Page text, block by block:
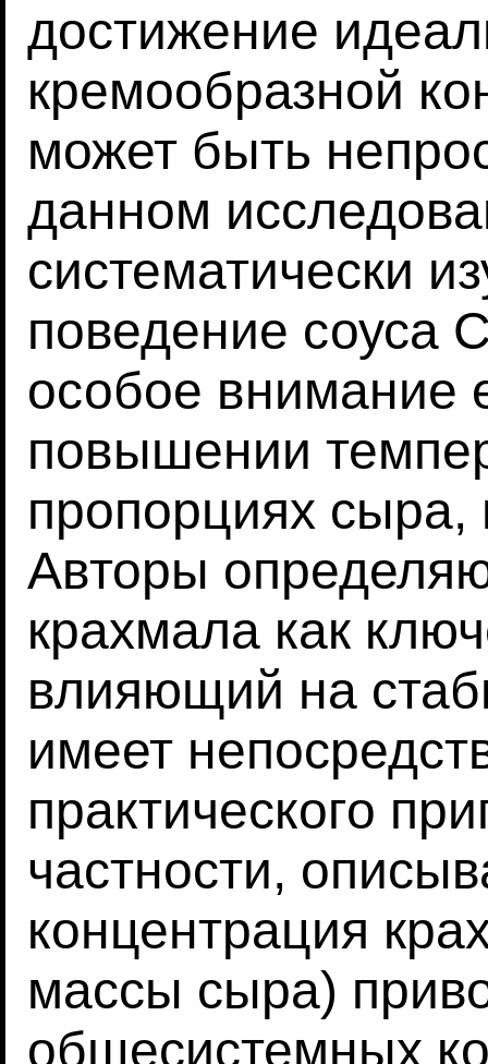
достижение
кремообразной
может быть
данном
систематически
поведение соуса
особое внимание
повышении
пропорциях
Авторы
крахмала как
влияющий на
имеет
практического
частности,
концентрация
массы сыра)
общесистемных